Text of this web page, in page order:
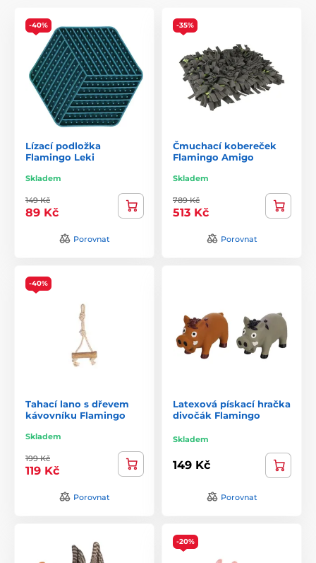
-40%
Lízací podložka
Flamingo Leki
Skladem
149 Kč
89 Kč
Porovnat
-35%
Čmuchací kobereček
Flamingo Amigo
Skladem
789 Kč
513 Kč
Porovnat
-40%
Tahací lano s dřevem
kávovníku Flamingo
Skladem
199 Kč
119 Kč
Porovnat
Latexová pískací hračka
divočák Flamingo
Skladem
149 Kč
Porovnat
-20%